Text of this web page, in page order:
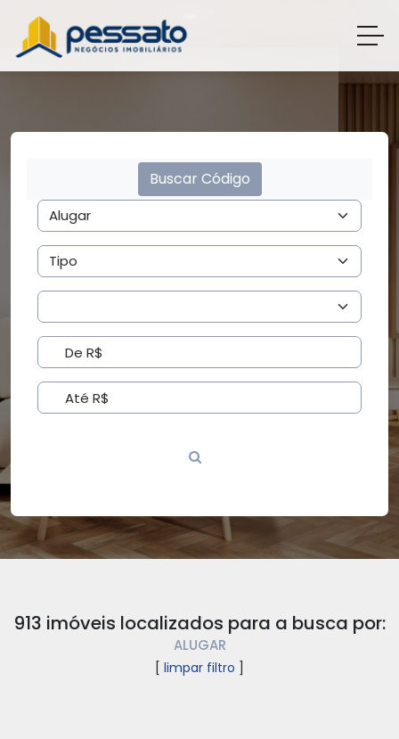
Buscar Código
913 imóveis localizados para a busca por:
ALUGAR
[ limpar filtro ]